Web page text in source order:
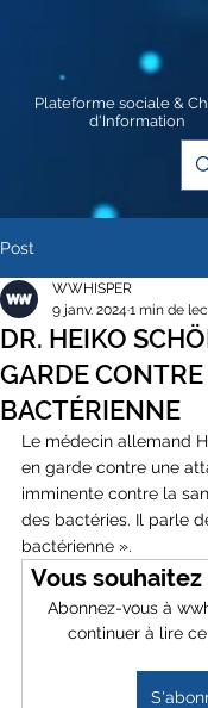
Plateforme sociale &
d'Information
Post
DR. HEIKO
GARDE
BACTÉRIENNE
WWHISPER
9 janv. 2024 1 min de
Le médecin allemand
en garde contre une
imminente contre la
des bactéries. Il parle
bactérienne ».
Vous
Abonnez-vous à
continuer à lire